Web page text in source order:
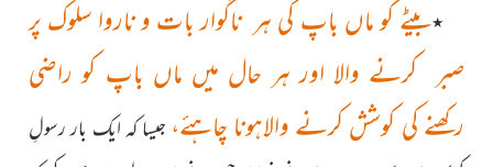
٭بیٹے کو ماں باپ کی ہر ناگوار بات و ناروا سلوک پر
صبر کرنے والا اور ہر حال میں ماں باپ کو راضی
رکھنے کی کوشش کرنے والاہونا چاہئے، جیسا کہ ایک بار رسولِ